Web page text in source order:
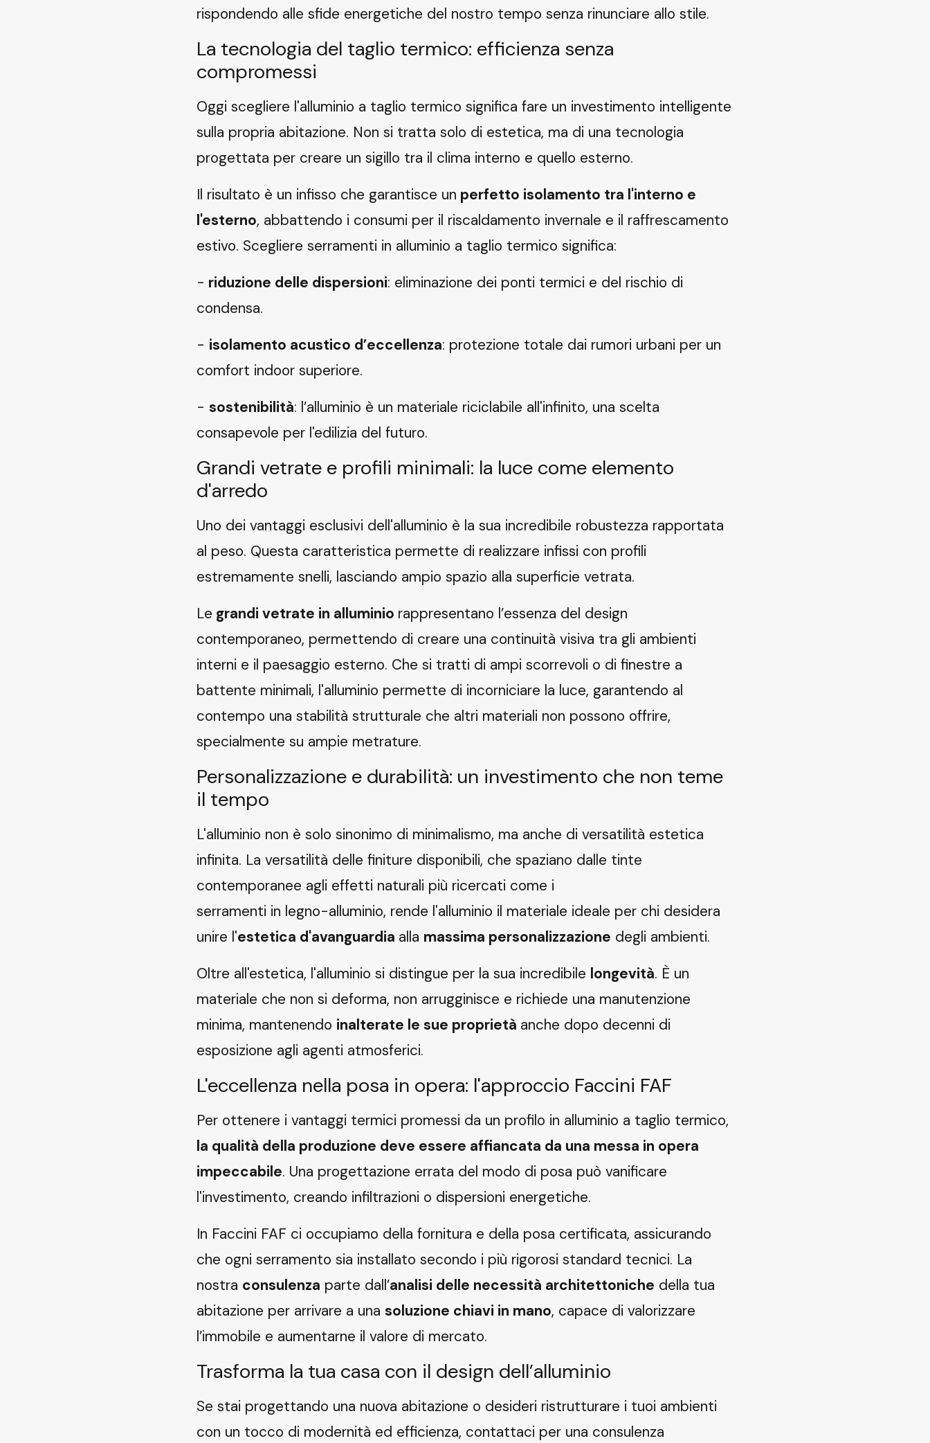
rispondendo alle sfide energetiche del nostro tempo senza rinunciare allo stile.
La tecnologia del taglio termico: efficienza senza
compromessi
Oggi scegliere l'alluminio a taglio termico significa fare un investimento intelligente
sulla propria abitazione. Non si tratta solo di estetica, ma di una tecnologia
progettata per creare un sigillo tra il clima interno e quello esterno.
Il risultato è un infisso che garantisce un perfetto isolamento tra l'interno e
l'esterno, abbattendo i consumi per il riscaldamento invernale e il raffrescamento
estivo. Scegliere serramenti in alluminio a taglio termico significa:
- riduzione delle dispersioni: eliminazione dei ponti termici e del rischio di
condensa.
- isolamento acustico d’eccellenza: protezione totale dai rumori urbani per un
comfort indoor superiore.
- sostenibilità: l’alluminio è un materiale riciclabile all'infinito, una scelta
consapevole per l'edilizia del futuro.
Grandi vetrate e profili minimali: la luce come elemento
d'arredo
Uno dei vantaggi esclusivi dell'alluminio è la sua incredibile robustezza rapportata
al peso. Questa caratteristica permette di realizzare infissi con profili
estremamente snelli, lasciando ampio spazio alla superficie vetrata.
Le grandi vetrate in alluminio rappresentano l’essenza del design
contemporaneo, permettendo di creare una continuità visiva tra gli ambienti
interni e il paesaggio esterno. Che si tratti di ampi scorrevoli o di finestre a
battente minimali, l'alluminio permette di incorniciare la luce, garantendo al
contempo una stabilità strutturale che altri materiali non possono offrire,
specialmente su ampie metrature.
Personalizzazione e durabilità: un investimento che non teme
il tempo
L'alluminio non è solo sinonimo di minimalismo, ma anche di versatilità estetica
infinita. La versatilità delle finiture disponibili, che spaziano dalle tinte
contemporanee agli effetti naturali più ricercati come i
serramenti in legno-alluminio, rende l'alluminio il materiale ideale per chi desidera
unire l'estetica d'avanguardia alla massima personalizzazione degli ambienti.
Oltre all'estetica, l'alluminio si distingue per la sua incredibile longevità. È un
materiale che non si deforma, non arrugginisce e richiede una manutenzione
minima, mantenendo inalterate le sue proprietà anche dopo decenni di
esposizione agli agenti atmosferici.
L'eccellenza nella posa in opera: l'approccio Faccini FAF
Per ottenere i vantaggi termici promessi da un profilo in alluminio a taglio termico,
la qualità della produzione deve essere affiancata da una messa in opera
impeccabile. Una progettazione errata del modo di posa può vanificare
l'investimento, creando infiltrazioni o dispersioni energetiche.
In Faccini FAF ci occupiamo della fornitura e della posa certificata, assicurando
che ogni serramento sia installato secondo i più rigorosi standard tecnici. La
nostra consulenza parte dall’analisi delle necessità architettoniche della tua
abitazione per arrivare a una soluzione chiavi in mano, capace di valorizzare
l’immobile e aumentarne il valore di mercato.
Trasforma la tua casa con il design dell’alluminio
Se stai progettando una nuova abitazione o desideri ristrutturare i tuoi ambienti
con un tocco di modernità ed efficienza, contattaci per una consulenza